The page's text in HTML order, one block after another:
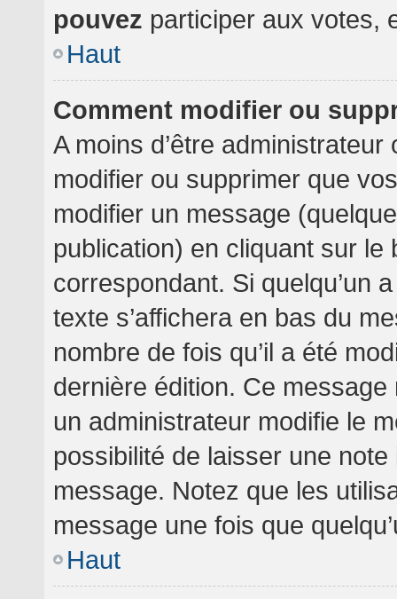
pouvez participer aux votes,
Haut
Comment modifier ou
A moins d’être
modifier ou supprimer que
modifier un message
publication) en cliquant sur le
correspondant. Si quelqu’un
texte s’affichera en bas du
nombre de fois qu’il a été
dernière édition. Ce
un administrateur modifie le
possibilité de laisser une note
message. Notez que les
message une fois que
Haut